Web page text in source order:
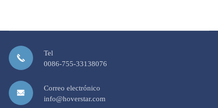
Tel
0086-755-33138076
Correo electrónico
info@hoverstar.com